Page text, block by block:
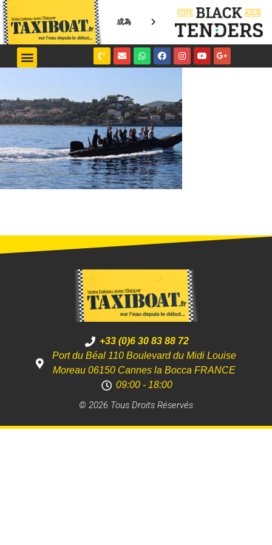
成為
+33 (0)6 30 83 88 72
Port du Béal 110 Boulevard du Midi Louise
Moreau 06150 Cannes la Bocca FRANCE
09:00 - 18:00
© 2026 Tous Droits Réservés